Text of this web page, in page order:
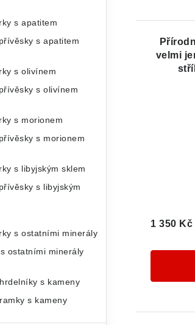
s apatitem
s apatitem
s olivínem
s olivínem
s morionem
s morionem
s libyjským sklem
s libyjským
s ostatními minerály
ostatními minerály
s kameny
s kameny
velmi
1 350 Kč